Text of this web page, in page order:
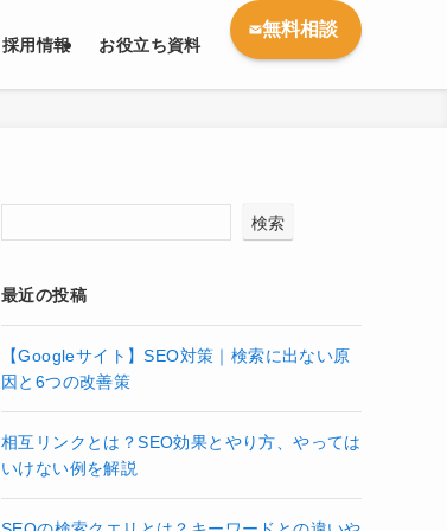
採用情報 お役立ち資料
無料相談
検索
最近の投稿
【Googleサイト】SEO対策｜検索に出ない原
因と6つの改善策
相互リンクとは？SEO効果とやり方、やっては
いけない例を解説